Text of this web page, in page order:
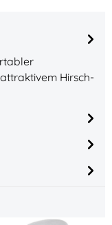
Hirsch-